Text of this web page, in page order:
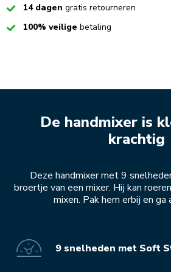
Checked14 dagen gratis retourneren
Checked100% veilige betaling
De handmixer is
krachtig
Deze handmixer met 9
broertje van een mixer. Hij kan
mixen. Pak hem erbij en ga
9 snelheden met Soft